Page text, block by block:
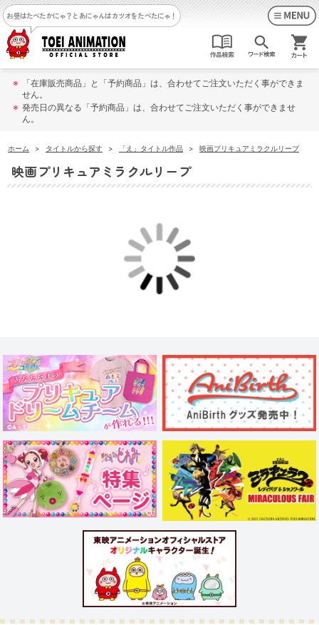
お昼はたべたかにゃ？ とあにゃんはカツオをたべたにゃ！
※
「在庫販売商品」と「予約商品」は、合わせてご注文いただく事ができま
せん。
※ 発売日の異なる「予約商品」は、合わせてご注文いただく事ができませ
ん。
ホーム > タイトルから探す > 「え」タイトル作品 > 映画プリキュアミラクルリープ
映画プリキュアミラクルリープ